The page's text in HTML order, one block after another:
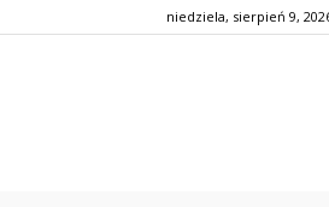
niedziela, sierpień 9,